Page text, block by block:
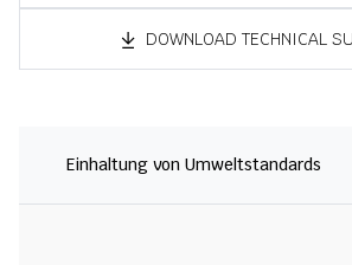
DOWNLOAD TECHNICAL
Einhaltung von Umweltstandards